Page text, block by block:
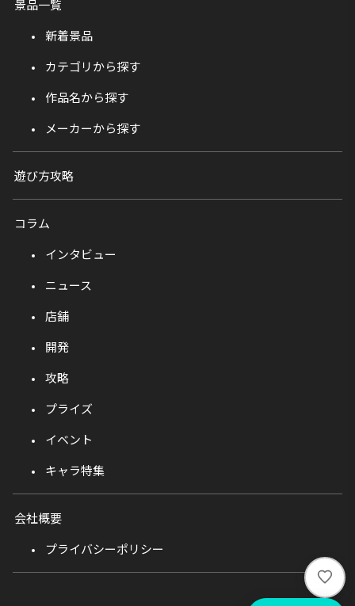
い
い
景品一覧
新着景品
カテゴリから探す
作品名から探す
メーカーから探す
遊び方攻略
コラム
インタビュー
ニュース
店舗
開発
攻略
プライズ
イベント
キャラ特集
会社概要
プライバシーポリシー